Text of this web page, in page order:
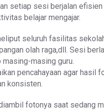
setiap sesi berjalan efisien
belajar mengajar.
seluruh fasilitas
olah raga,dll. Sesi
masing guru.
pencahayaan agar hasil
konsisten.
fotonya saat sedang